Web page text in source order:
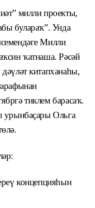
милли проекты,
булараҡ”. Унда
Милли
ҡатнаша. Рәсәй
китапханаһы,
тиклем барасаҡ.
урынбаҫары Ольга
концепцияһын